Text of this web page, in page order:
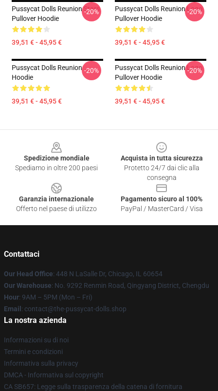
Pussycat Dolls Reunion Stars
Pullover Hoodie
39,51 € - 45,95 €
-20%
Pussycat Dolls Reunion Logo
Pullover Hoodie
39,51 € - 45,95 €
-20%
Pussycat Dolls Reunion
Hoodie
39,51 € - 45,95 €
-20%
Pussycat Dolls Reunion Logo
Pullover Hoodie
39,51 € - 45,95 €
-20%
Spedizione mondiale
Spediamo in oltre 200 paesi
Acquista in tutta sicurezza
Protetto 24/7 dai clic alla
consegna
Garanzia internazionale
Offerto nel paese di utilizzo
Pagamento sicuro al 100%
PayPal / MasterCard / Visa
Contattaci
Our Head Office: 448 N LaSalle Dr, Chicago, IL 60654
Our Warehouse: No. 9292 Renmin Road, Qingyang District, Chengdu
Hour: 9AM – 5PM (Mon – Fri)
Email : contact@the-pussycat-dolls.shop
La nostra azienda
Informazioni su di noi
Termini e condizioni
Informativa sulla privacy
DMCA - Informativa sul copyright
CA SB657: Legge sulla trasparenza della catena di fornitura